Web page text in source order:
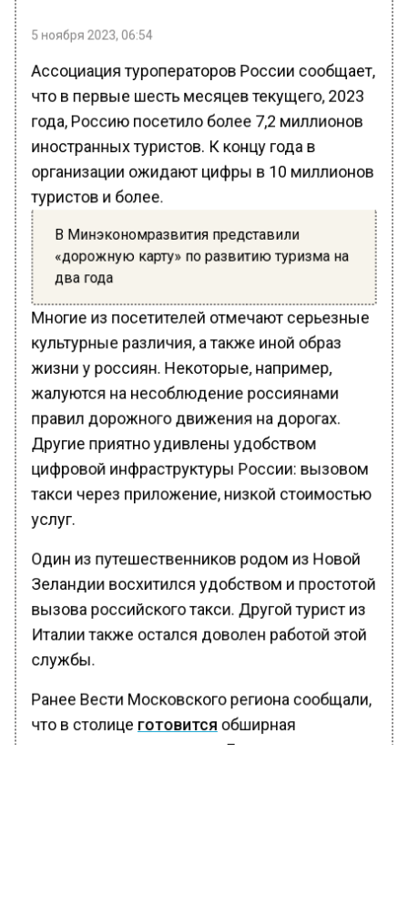
5 ноября 2023, 06:54
Ассоциация туроператоров России сообщает,
что в первые шесть месяцев текущего, 2023
года, Россию посетило более 7,2 миллионов
иностранных туристов. К концу года в
организации ожидают цифры в 10 миллионов
туристов и более.
В Минэкономразвития представили
«дорожную карту» по развитию туризма на
два года
Многие из посетителей отмечают серьезные
культурные различия, а также иной образ
жизни у россиян. Некоторые, например,
жалуются на несоблюдение россиянами
правил дорожного движения на дорогах.
Другие приятно удивлены удобством
цифровой инфраструктуры России: вызовом
такси через приложение, низкой стоимостью
услуг.
Один из путешественников родом из Новой
Зеландии восхитился удобством и простотой
вызова российского такси. Другой турист из
Италии также остался доволен работой этой
службы.
Ранее Вести Московского региона сообщали,
что в столице готовитсяобширная